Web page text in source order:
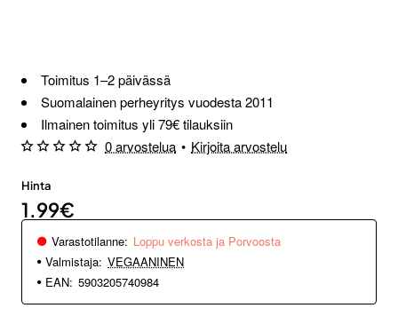
Toimitus 1–2 päivässä
Suomalainen perheyritys vuodesta 2011
Ilmainen toimitus yli 79€ tilauksiin
0 arvostelua • Kirjoita arvostelu
Hinta
1.99€
Varastotilanne: Loppu verkosta ja Porvoosta
Valmistaja: VEGAANINEN
EAN: 5903205740984